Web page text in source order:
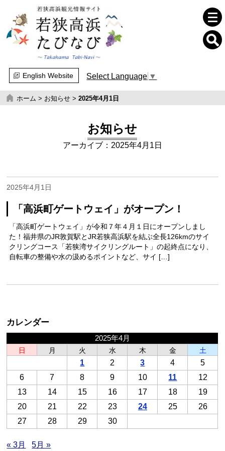
English Website Select Language ▼
ホーム > お知らせ >2025年4月1日
お知らせ
アーカイブ：2025年4月1日
「高浜町ゲートウェイ」がオープン！
2025年4月1日
「高浜町ゲートウェイ」が令和７年４月１日にオープンしまし
た！福井県のJR敦賀駅とJR若狭高浜駅を結ぶ全長126kmのサイ
クリングコース「若狭湾サイクリングルート」の起終点になり、
自転車の整備や水の汲めるポイントなど、サイ […]
カレンダー
2025年4月
日
月 火 水 木 金 土
1 2 3 4
5
6
7 8 9 10 11
12
13
14 15 16 17 18
19
20
21 22 23 24 25
26
27
28 29 30
« 3月 5月 »